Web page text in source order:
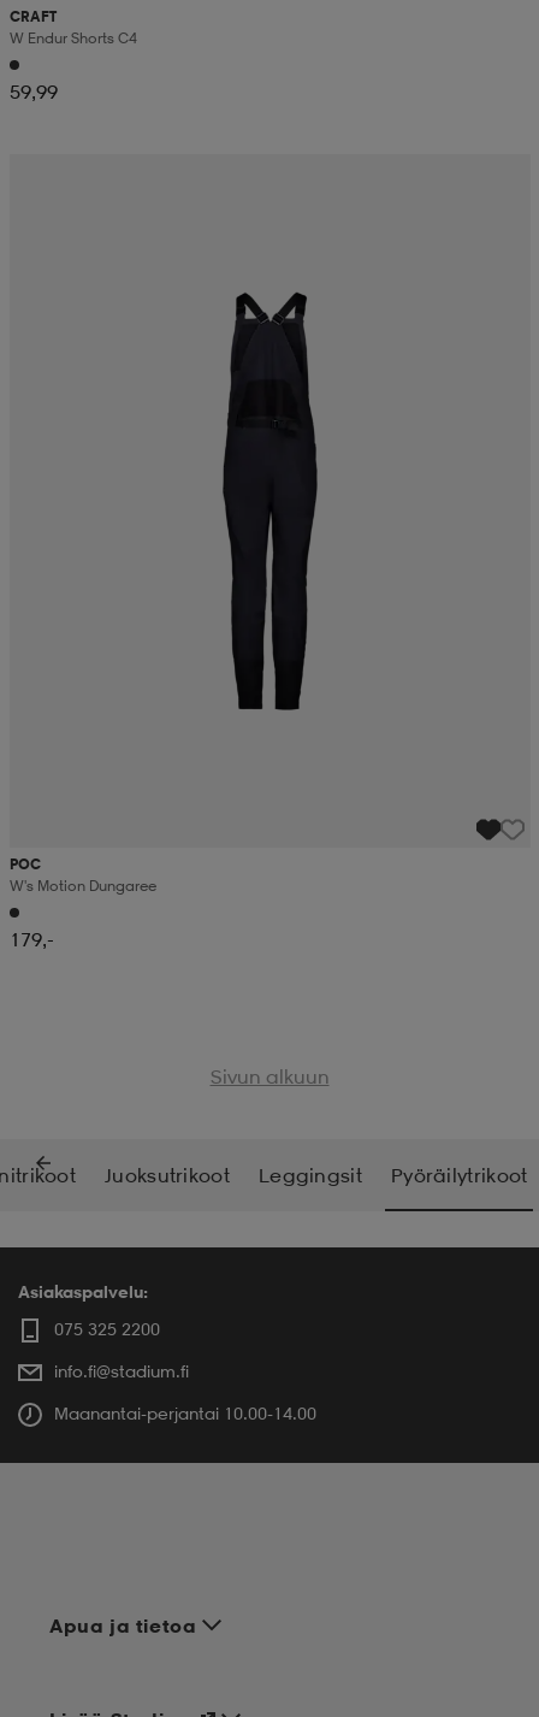
CRAFT
W Endur Shorts C4
59,99
POC
W's Motion Dungaree
179,-
Sivun alkuun
Juoksutrikoot Leggingsit Pyöräilytrikoot
Asiakaspalvelu:
075 325 2200
info.fi@stadium.fi
Maanantai-perjantai 10.00-14.00
Apua ja tietoa